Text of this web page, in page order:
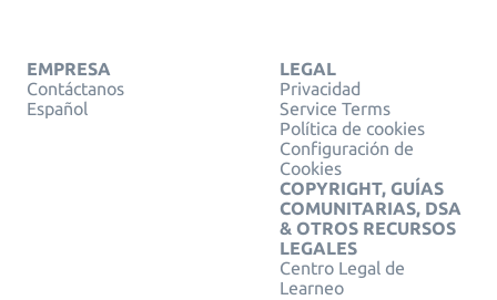
EMPRESA
Contáctanos
Español
LEGAL
Privacidad
Service Terms
Política de cookies
Configuración de
Cookies
COPYRIGHT, GUÍAS
COMUNITARIAS, DSA
& OTROS RECURSOS
LEGALES
Centro Legal de
Learneo